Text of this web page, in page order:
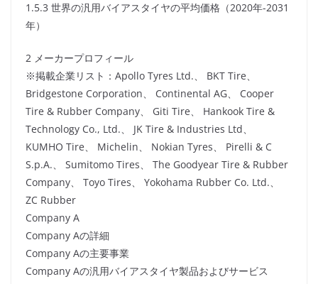
1.5.3 世界の汎用バイアスタイヤの平均価格（2020年-2031
年）
2 メーカープロフィール
※掲載企業リスト：Apollo Tyres Ltd.、 BKT Tire、
Bridgestone Corporation、 Continental AG、 Cooper
Tire & Rubber Company、 Giti Tire、 Hankook Tire &
Technology Co., Ltd.、 JK Tire & Industries Ltd、
KUMHO Tire、 Michelin、 Nokian Tyres、 Pirelli & C
S.p.A.、 Sumitomo Tires、 The Goodyear Tire & Rubber
Company、 Toyo Tires、 Yokohama Rubber Co. Ltd.、
ZC Rubber
Company A
Company Aの詳細
Company Aの主要事業
Company Aの汎用バイアスタイヤ製品およびサービス